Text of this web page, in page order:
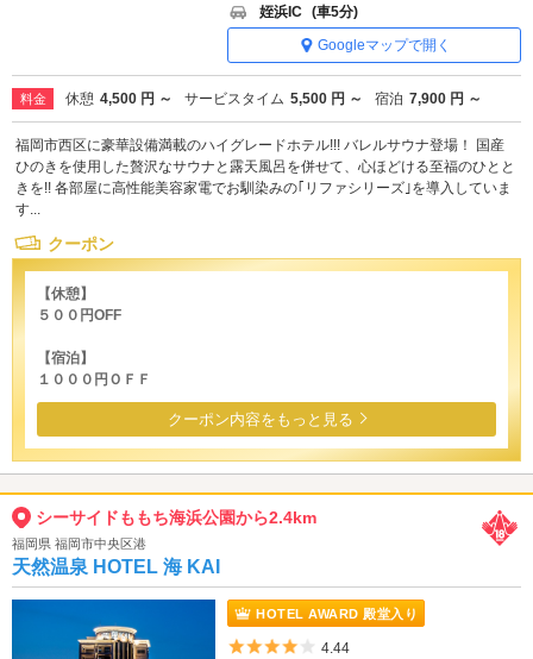
姪浜IC (車5分)
Googleマップで開く
料金 休憩 4,500 円 ～ サービスタイム 5,500 円 ～ 宿泊 7,900 円 ～
福岡市西区に豪華設備満載のハイグレードホテル!!! バレルサウナ登場！ 国産
ひのきを使用した贅沢なサウナと露天風呂を併せて、心ほどける至福のひとと
きを!! 各部屋に高性能美容家電でお馴染みの｢リファシリーズ｣を導入していま
す...
クーポン
【休憩】
５００円OFF
【宿泊】
１０００円ＯＦＦ
クーポン内容をもっと見る
シーサイドももち海浜公園から2.4km
福岡県 福岡市中央区港
天然温泉 HOTEL 海 KAI
HOTEL AWARD 殿堂入り
5つ星のうち4
4.44